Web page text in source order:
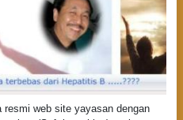
resmi web site yayasan dengan